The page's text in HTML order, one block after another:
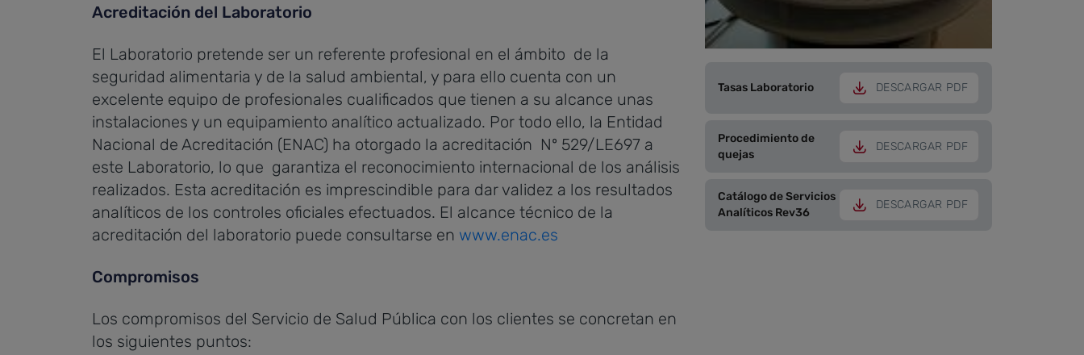
Acreditación del Laboratorio
El Laboratorio pretende ser un referente profesional en el ámbito de la
seguridad alimentaria y de la salud ambiental, y para ello cuenta con un
excelente equipo de profesionales cualificados que tienen a su alcance unas
instalaciones y un equipamiento analítico actualizado. Por todo ello, la Entidad
Nacional de Acreditación (ENAC) ha otorgado la acreditación Nº 529/LE697 a
este Laboratorio, lo que garantiza el reconocimiento internacional de los análisis
realizados. Esta acreditación es imprescindible para dar validez a los resultados
analíticos de los controles oficiales efectuados. El alcance técnico de la
acreditación del laboratorio puede consultarse en www.enac.es
Compromisos
Los compromisos del Servicio de Salud Pública con los clientes se concretan en
los siguientes puntos:
Tasas Laboratorio DESCARGAR PDF
Procedimiento de
quejas
DESCARGAR PDF
Catálogo de Servicios
Analíticos Rev36
DESCARGAR PDF